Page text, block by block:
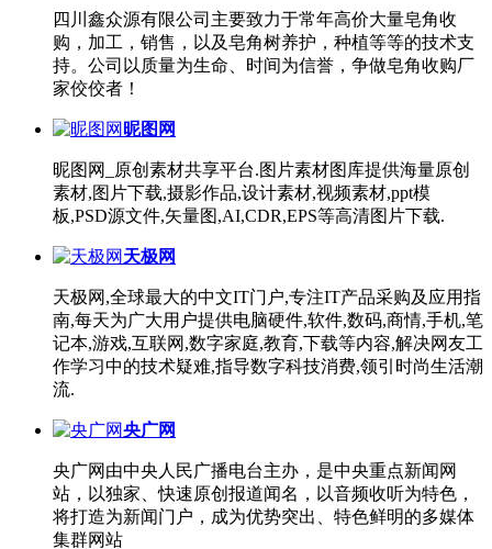
四川鑫众源有限公司主要致力于常年高价大量皂角收
购，加工，销售，以及皂角树养护，种植等等的技术支
持。公司以质量为生命、时间为信誉，争做皂角收购厂
家佼佼者！
昵图网
昵图网_原创素材共享平台.图片素材图库提供海量原创
素材,图片下载,摄影作品,设计素材,视频素材,ppt模
板,PSD源文件,矢量图,AI,CDR,EPS等高清图片下载.
天极网
天极网,全球最大的中文IT门户,专注IT产品采购及应用指
南,每天为广大用户提供电脑硬件,软件,数码,商情,手机,笔
记本,游戏,互联网,数字家庭,教育,下载等内容,解决网友工
作学习中的技术疑难,指导数字科技消费,领引时尚生活潮
流.
央广网
央广网由中央人民广播电台主办，是中央重点新闻网
站，以独家、快速原创报道闻名，以音频收听为特色，
将打造为新闻门户，成为优势突出、特色鲜明的多媒体
集群网站